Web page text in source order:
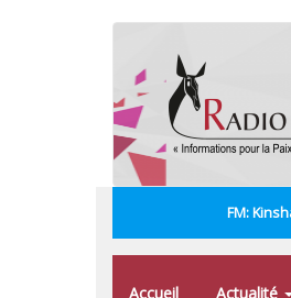
FM:
Accueil Actualité